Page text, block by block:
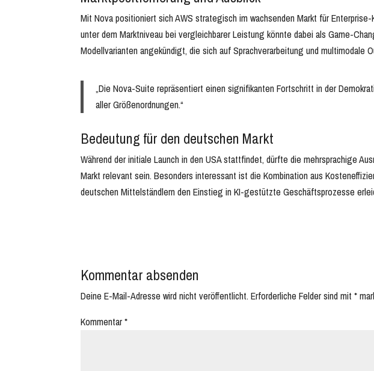
Mit Nova positioniert sich AWS strategisch im wachsenden Markt für
unter dem Marktniveau bei vergleichbarer Leistung könnte dabei als Game-
Modellvarianten angekündigt, die sich auf Sprachverarbeitung und multimodale
„Die Nova-Suite repräsentiert einen signifikanten Fortschritt in der
aller Größenordnungen.“
Bedeutung für den deutschen Markt
Während der initiale Launch in den USA stattfindet, dürfte die mehrsprachige
Markt relevant sein. Besonders interessant ist die Kombination aus
deutschen Mittelständlern den Einstieg in KI-gestützte Geschäftsprozesse
Kommentar absenden
Deine E-Mail-Adresse wird nicht veröffentlicht. Erforderliche Felder sind mit*
Kommentar*